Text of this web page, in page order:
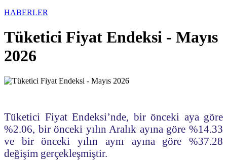
HABERLER
Tüketici Fiyat Endeksi - Mayıs
2026
Tüketici Fiyat Endeksi’nde, bir önceki aya göre
%2.06, bir önceki yılın Aralık ayına göre %14.33
ve bir önceki yılın aynı ayına göre %37.28
değişim gerçekleşmiştir.